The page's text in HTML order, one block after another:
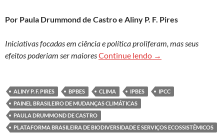
Por Paula Drummond de Castro e Aliny P. F. Pires
Iniciativas focadas em ciência e política proliferam, mas seus
efeitos poderiam ser maioresContinue lendo Torre de Babel ou
→
ALINY P. F. PIRES BPBES CLIMA IPBES
IPCC
PAINEL BRASILEIRO DE MUDANÇAS CLIMÁTICAS
PAULA DRUMMOND DE CASTRO
PLATAFORMA BRASILEIRA DE BIODIVERSIDADE E SERVIÇOS ECOSSISTÊMICOS